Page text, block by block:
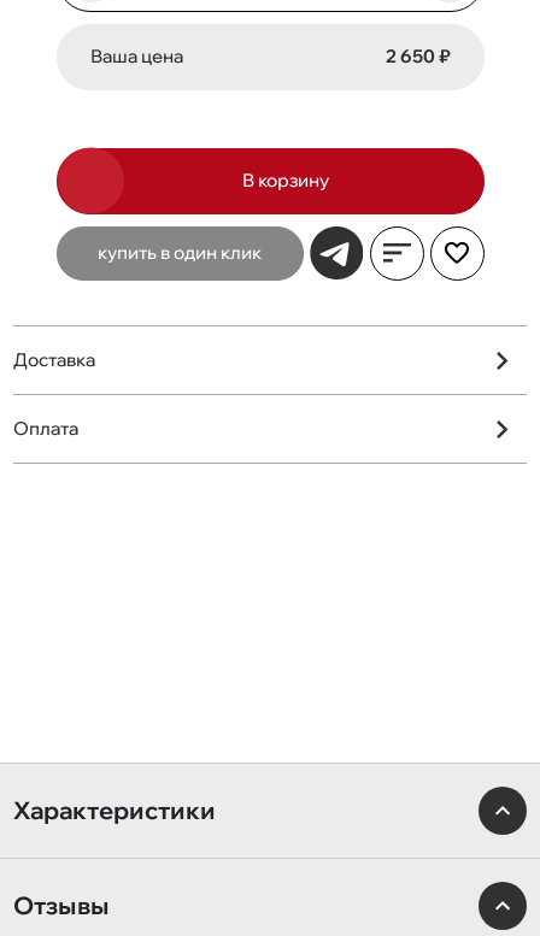
Ваша цена 2 650 ₽
В корзину
купить в один клик
Доставка
Оплата
Характеристики
Отзывы